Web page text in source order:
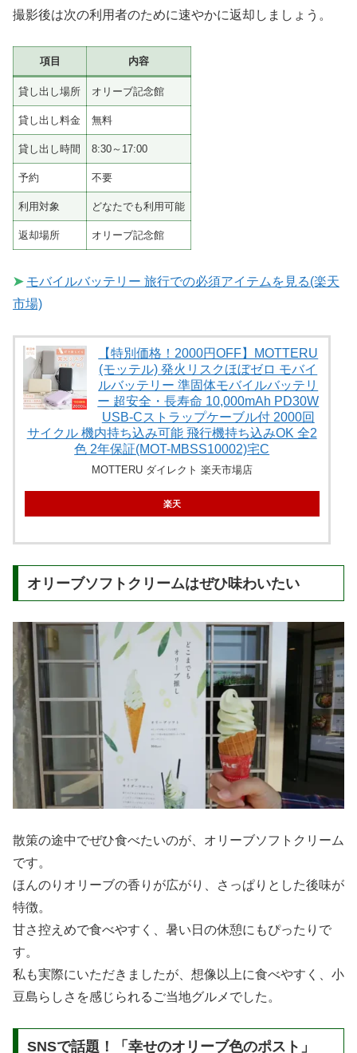
撮影後は次の利用者のために速やかに返却しましょう。
項目 内容
貸し出し場所 オリーブ記念館
貸し出し料金 無料
貸し出し時間 8:30～17:00
予約 不要
利用対象 どなたでも利用可能
返却場所 オリーブ記念館
➤ モバイルバッテリー 旅行での必須アイテムを見る(楽天
市場)
【特別価格！2000円OFF】MOTTERU
(モッテル) 発火リスクほぼゼロ モバイ
ルバッテリー 準固体モバイルバッテリ
ー 超安全・長寿命 10,000mAh PD30W
USB-Cストラップケーブル付 2000回
サイクル 機内持ち込み可能 飛行機持ち込みOK 全2
色 2年保証(MOT-MBSS10002)宅C
MOTTERU ダイレクト 楽天市場店
楽天
オリーブソフトクリームはぜひ味わいたい
散策の途中でぜひ食べたいのが、オリーブソフトクリーム
です。
ほんのりオリーブの香りが広がり、さっぱりとした後味が
特徴。
甘さ控えめで食べやすく、暑い日の休憩にもぴったりで
す。
私も実際にいただきましたが、想像以上に食べやすく、小
豆島らしさを感じられるご当地グルメでした。
SNSで話題！「幸せのオリーブ色のポスト」